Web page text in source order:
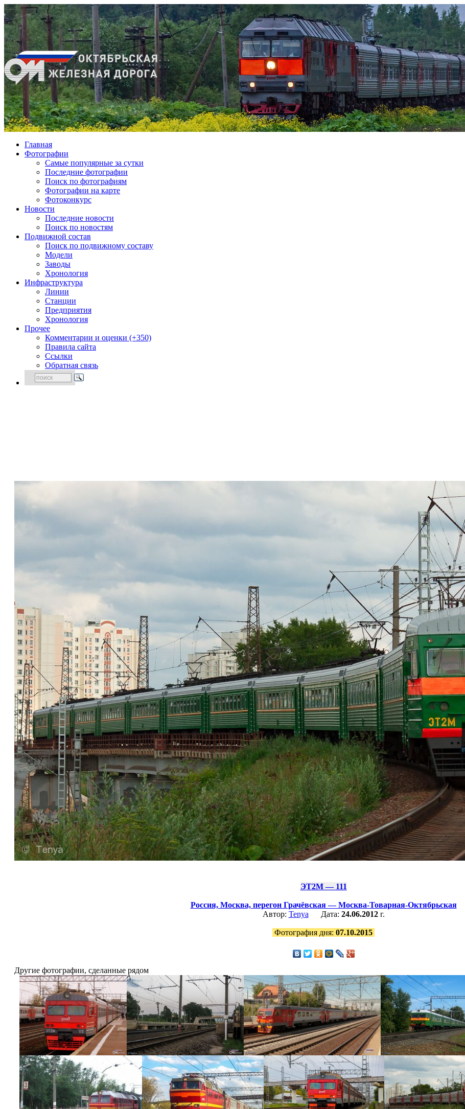
Главная
Фотографии
Cамые популярные за сутки
Последние фотографии
Поиск по фотографиям
Фотографии на карте
Фотоконкурс
Новости
Последние новости
Поиск по новостям
Подвижной состав
Поиск по подвижному составу
Модели
Заводы
Хронология
Инфраструктура
Линии
Станции
Предприятия
Хронология
Прочее
Комментарии и оценки (+350)
Правила сайта
Ссылки
Обратная связь
ЭТ2М — 111
Россия, Москва, перегон Грачёвская — Москва-Товарная-Октябрьская
Автор: Tenya Дата: 24.06.2012г.
Фотография дня: 07.10.2015
Другие фотографии, сделанные рядом